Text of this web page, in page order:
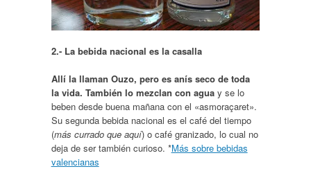
2.- La bebida nacional es la casalla
Allí la llaman Ouzo, pero es anís seco de toda
la vida. También lo mezclan con aguay se lo
beben desde buena mañana con el «asmoraçaret».
Su segunda bebida nacional es el café del tiempo
(más currado que aquí) o café granizado, lo cual no
deja de ser también curioso. *Más sobre bebidas
valencianas